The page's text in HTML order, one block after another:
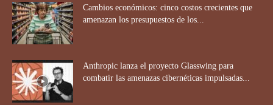
Cambios económicos: cinco costos crecientes que
amenazan los presupuestos de los...
Anthropic lanza el proyecto Glasswing para
combatir las amenazas cibernéticas impulsadas...